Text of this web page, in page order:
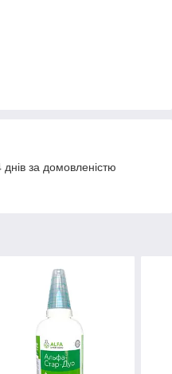
за домовленістю